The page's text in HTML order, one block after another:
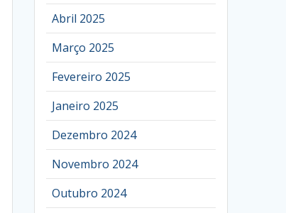
Abril 2025
Março 2025
Fevereiro 2025
Janeiro 2025
Dezembro 2024
Novembro 2024
Outubro 2024